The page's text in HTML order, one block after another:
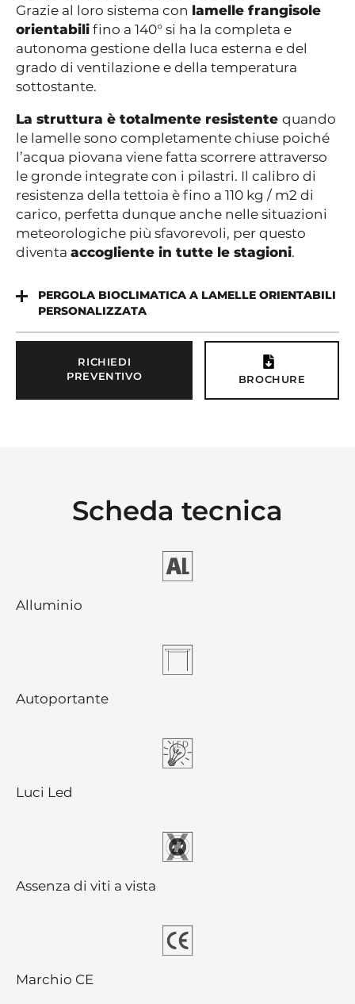
Grazie al loro sistema con lamelle frangisole
orientabili fino a 140° si ha la completa e
autonoma gestione della luca esterna e del
grado di ventilazione e della temperatura
sottostante.
La struttura è totalmente resistente quando
le lamelle sono completamente chiuse poiché
l’acqua piovana viene fatta scorrere attraverso
le gronde integrate con i pilastri. Il calibro di
resistenza della tettoia è fino a 110 kg / m2 di
carico, perfetta dunque anche nelle situazioni
meteorologiche più sfavorevoli, per questo
diventa accogliente in tutte le stagioni.
PERGOLA BIOCLIMATICA A LAMELLE ORIENTABILI
PERSONALIZZATA
RICHIEDI
PREVENTIVO
BROCHURE
Scheda tecnica
Alluminio
Autoportante
Luci Led
Assenza di viti a vista
Marchio CE